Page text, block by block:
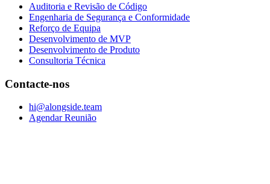
Auditoria e Revisão de Código
Engenharia de Segurança e Conformidade
Reforço de Equipa
Desenvolvimento de MVP
Desenvolvimento de Produto
Consultoria Técnica
Contacte-nos
hi@alongside.team
Agendar Reunião